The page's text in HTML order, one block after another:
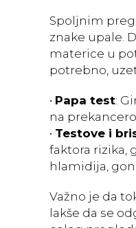
Spoljnim
znake upale.
materice u
potrebno,
• Papa test:
na
• Testove i
faktora rizika,
hlamidija,
Važno je da
lakše da se